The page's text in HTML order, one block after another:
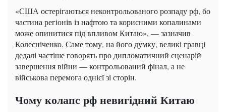
«США остерігаються неконтрольованого розпаду рф, бо
частина регіонів із нафтою та корисними копалинами
може опинитися під впливом Китаю», — зазначив
Колесніченко. Саме тому, на його думку, великі гравці
дедалі частіше говорять про дипломатичний сценарій
завершення війни — контрольований фінал, а не
військова перемога однієї зі сторін.
Чому колапс рф невигідний Китаю